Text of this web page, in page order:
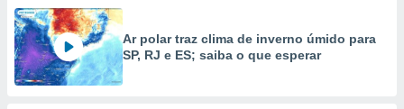
Ar polar traz clima de inverno úmido para
SP, RJ e ES; saiba o que esperar